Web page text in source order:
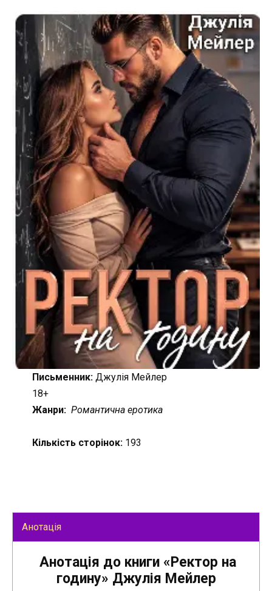
Письменник:Джулія Мейлер
18+
Жанри: Романтична еротика
Кількість сторінок:193
Анотація
Анотація до книги «Ректор на
годину» Джулія Мейлер